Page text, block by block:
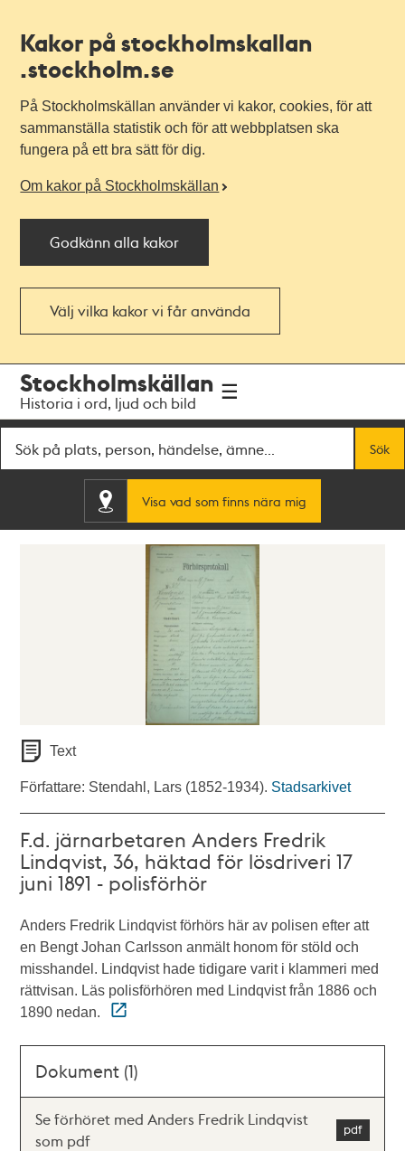
Kakor på stockholmskallan
.stockholm.se
På Stockholmskällan använder vi kakor, cookies, för att
sammanställa statistik och för att webbplatsen ska
fungera på ett bra sätt för dig.
Om kakor på Stockholmskällan
Godkänn alla kakor
Välj vilka kakor vi får använda
navigationen
huvudinnehållet
Stockholmskällan
Historia i ord, ljud och bild
Sök
Visa vad som finns nära mig
Text
Författare: Stendahl, Lars (1852-1934). Stadsarkivet
F.d. järnarbetaren Anders Fredrik
Lindqvist, 36, häktad för lösdriveri 17
juni 1891 - polisförhör
Anders Fredrik Lindqvist förhörs här av polisen efter att
en Bengt Johan Carlsson anmält honom för stöld och
misshandel. Lindqvist hade tidigare varit i klammeri med
rättvisan. Läs polisförhören med Lindqvist från 1886 och
1890 nedan.
Dokument (1)
Se förhöret med Anders Fredrik Lindqvist
som pdf